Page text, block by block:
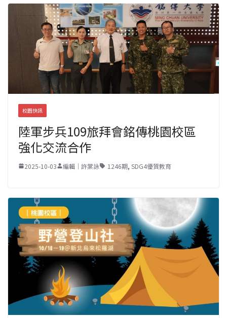
校園快訊
陸軍步兵109旅拜會銘傳桃園校區
強化交流合作
2025-10-03 編輯｜許棠詠 1246期, SDG4優質教育